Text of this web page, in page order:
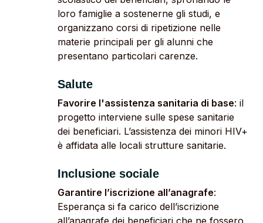
loro famiglie a sostenerne gli studi, e
organizzano corsi di ripetizione nelle
materie principali per gli alunni che
presentano particolari carenze.
Salute
Favorire l'assistenza sanitaria di base: il
progetto interviene sulle spese sanitarie
dei beneficiari. L’assistenza dei minori HIV+
è affidata alle locali strutture sanitarie.
Inclusione sociale
Garantire l’iscrizione all’anagrafe:
Esperança si fa carico dell’iscrizione
all’anagrafe dei beneficiari che ne fossero